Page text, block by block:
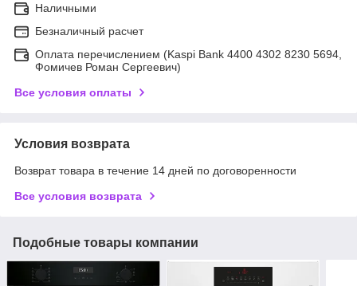
Наличными
Безналичный расчет
Оплата перечислением (Kaspi Bank 4400 4302 8230 5694,
Фомичев Роман Сергеевич)
Все условия оплаты
Условия возврата
Возврат товара в течение 14 дней по договоренности
Все условия возврата
Подобные товары компании